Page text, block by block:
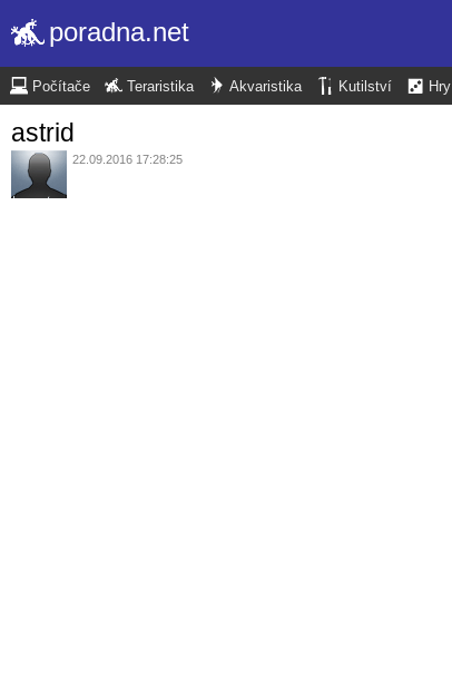
poradna.net
Počítače Teraristika Akvaristika Kutilství Hry
astrid
22.09.2016 17:28:25